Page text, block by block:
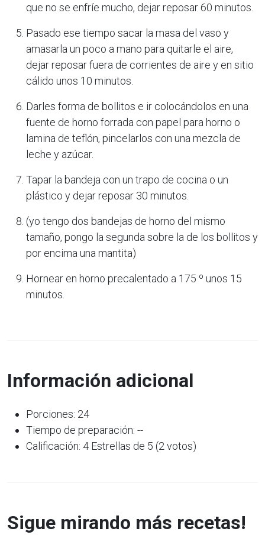
que no se enfríe mucho, dejar reposar 60 minutos.
Pasado ese tiempo sacar la masa del vaso y
amasarla un poco a mano para quitarle el aire,
dejar reposar fuera de corrientes de aire y en sitio
cálido unos 10 minutos.
Darles forma de bollitos e ir colocándolos en una
fuente de horno forrada con papel para horno o
lamina de teflón, pincelarlos con una mezcla de
leche y azúcar.
Tapar la bandeja con un trapo de cocina o un
plástico y dejar reposar 30 minutos.
(yo tengo dos bandejas de horno del mismo
tamaño, pongo la segunda sobre la de los bollitos y
por encima una mantita)
Hornear en horno precalentado a 175 º unos 15
minutos.
Información adicional
Porciones: 24
Tiempo de preparación: --
Calificación: 4 Estrellas de 5 (2 votos)
Sigue mirando más recetas!